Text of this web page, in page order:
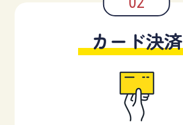
カード決済